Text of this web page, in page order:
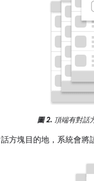
圖 2. 頂端有對話
方塊目的地，系統會將